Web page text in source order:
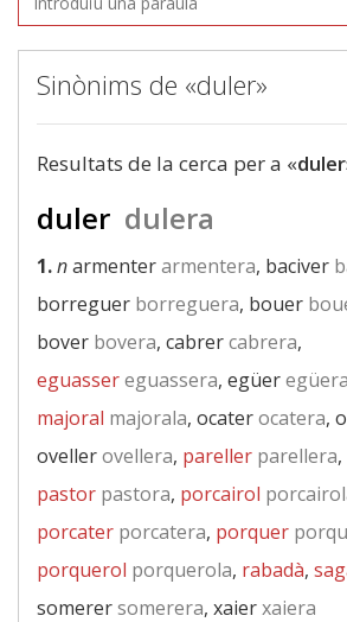
Sinònims de «duler»
Resultats de la cerca per a «duler
duler dulera
1.narmenterarmentera, baciver
borreguer borreguera, bouer
bover bovera, cabrercabrera,
eguassereguassera, egüeregüera
majoral majorala, ocaterocatera,
ovellerovellera, pareller parellera,
pastor pastora, porcairol
porcater porcatera, porquer
porquerol porquerola, rabadà,
somerersomerera, xaierxaiera